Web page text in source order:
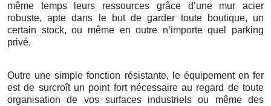
même temps leurs ressources grâce d’une mur acier
robuste, apte dans le but de garder toute boutique, un
certain stock, ou même en outre n’importe quel parking
privé.
Outre une simple fonction résistante, le équipement en fer
est de surcroît un point fort nécessaire au regard de toute
organisation de vos surfaces industriels ou même des